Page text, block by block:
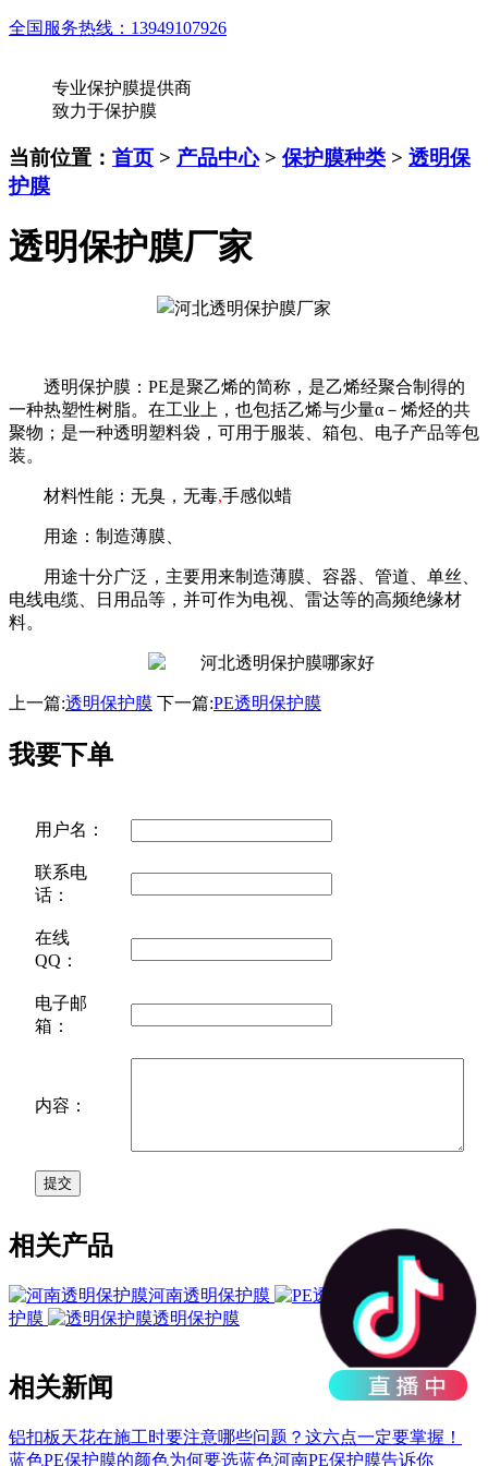
全国服务热线： 13949107926
专业保护膜提供商
致力于保护膜
当前位置： 首页 > 产品中心> 保护膜种类 > 透明保
护膜
透明保护膜厂家
透明保护膜：PE是聚乙烯的简称，是乙烯经聚合制得的
一种热塑性树脂。在工业上，也包括乙烯与少量α－烯烃的共
聚物；是一种透明塑料袋，可用于服装、箱包、电子产品等包
装。
材料性能：无臭，无毒,手感似蜡
用途：制造薄膜、
用途十分广泛，主要用来制造薄膜、容器、管道、单丝、
电线电缆、日用品等，并可作为电视、雷达等的高频绝缘材
料。
上一篇:透明保护膜 下一篇:PE透明保护膜
我要下单
用户名：
联系电
话：
在线
QQ：
电子邮
箱：
内容：
相关产品
河南透明保护膜
PE透明保
护膜
透明保护膜
相关新闻
铝扣板天花在施工时要注意哪些问题？这六点一定要掌握！
蓝色PE保护膜的颜色为何要选蓝色河南PE保护膜告诉你